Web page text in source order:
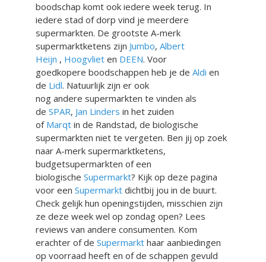
boodschap komt ook iedere week terug. In
iedere stad of dorp vind je meerdere
supermarkten. De grootste A-merk
supermarktketens zijn Jumbo, Albert
Heijn , Hoogvliet en DEEN. Voor
goedkopere boodschappen heb je de Aldi en
de Lidl. Natuurlijk zijn er ook
nog andere supermarkten te vinden als
de SPAR, Jan Linders in het zuiden
of Marqt in de Randstad, de biologische
supermarkten niet te vergeten. Ben jij op zoek
naar A-merk supermarktketens,
budgetsupermarkten of een
biologische Supermarkt? Kijk op deze pagina
voor een Supermarkt dichtbij jou in de buurt.
Check gelijk hun openingstijden, misschien zijn
ze deze week wel op zondag open? Lees
reviews van andere consumenten. Kom
erachter of de Supermarkt haar aanbiedingen
op voorraad heeft en of de schappen gevuld